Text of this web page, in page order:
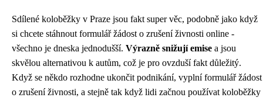
Sdílené koloběžky v Praze jsou fakt super věc, podobně jako když
si chcete stáhnout formulář žádost o zrušení živnosti online -
všechno je dneska jednodušší. Výrazně snižují emise a jsou
skvělou alternativou k autům, což je pro ovzduší fakt důležitý.
Když se někdo rozhodne ukončit podnikání, vyplní formulář žádost
o zrušení živnosti, a stejně tak když lidi začnou používat koloběžky